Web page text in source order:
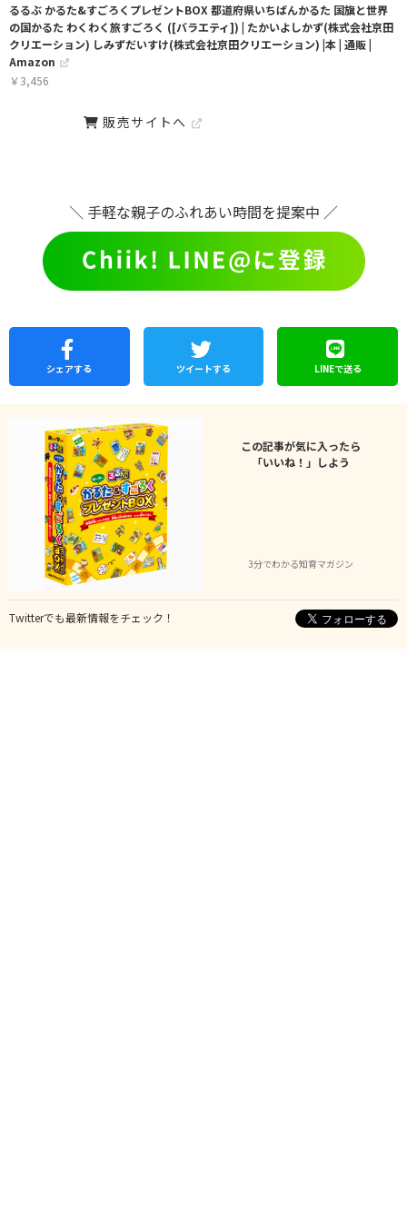
るるぶ かるた&すごろくプレゼントBOX 都道府県いちばんかるた 国旗と世界
の国かるた わくわく旅すごろく ([バラエティ]) | たかいよしかず(株式会社京田
クリエーション) しみずだいすけ(株式会社京田クリエーション) |本 | 通販 |
Amazon
￥3,456
販売サイトへ
＼ 手軽な親子のふれあい時間を提案中 ／
シェアする ツイートする LINEで送る
この記事が気に入ったら
「いいね！」しよう
3分でわかる知育マガジン
Twitterでも最新情報をチェック！